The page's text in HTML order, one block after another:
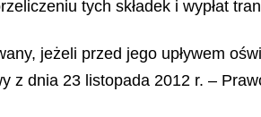
tych składek i wypłat
jeżeli przed jego upływem
z dnia 23 listopada 2012 r. –